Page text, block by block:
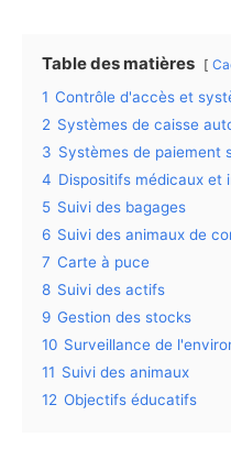
Table des matières
1 Contrôle d'accès et
2 Systèmes de caisse
3 Systèmes de paiement
4 Dispositifs médicaux et
5 Suivi des bagages
6 Suivi des animaux de
7 Carte à puce
8 Suivi des actifs
9 Gestion des stocks
10 Surveillance de
11 Suivi des animaux
12 Objectifs éducatifs